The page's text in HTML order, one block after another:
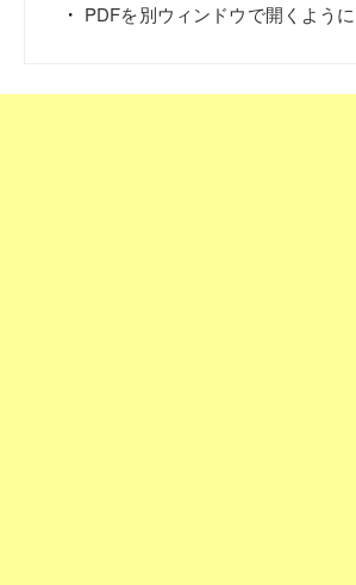
PDFを別ウィンドウで開くよう